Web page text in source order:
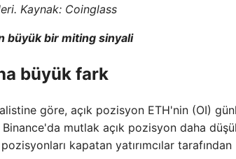
Kaynak: Coinglass
büyük bir miting sinyali
büyük fark
göre, açık pozisyon ETH'nin (OI)
mutlak açık pozisyon daha
kapatan yatırımcılar tarafından